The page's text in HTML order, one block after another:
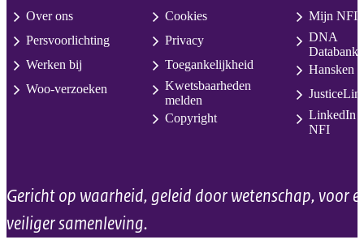
Over ons
Persvoorlichting
Werken bij
Woo-verzoeken
Cookies
Privacy
Toegankelijkheid
Kwetsbaarheden
melden
Copyright
Mijn NFI
DNA
Databank
Hansken
LinkedIn
NFI
Gericht op waarheid, geleid door wetenschap, voor
veiliger samenleving.